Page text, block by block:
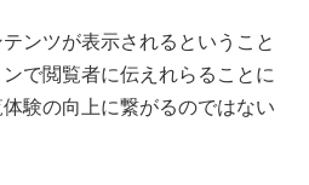
ンツが表示されるということ
で閲覧者に伝えれらることに
験の向上に繋がるのではない